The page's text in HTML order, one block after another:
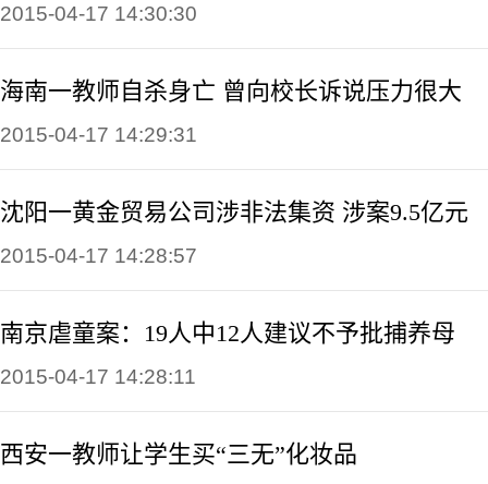
2015-04-17 14:30:30
海南一教师自杀身亡 曾向校长诉说压力很大
2015-04-17 14:29:31
沈阳一黄金贸易公司涉非法集资 涉案9.5亿元
2015-04-17 14:28:57
南京虐童案：19人中12人建议不予批捕养母
2015-04-17 14:28:11
西安一教师让学生买“三无”化妆品